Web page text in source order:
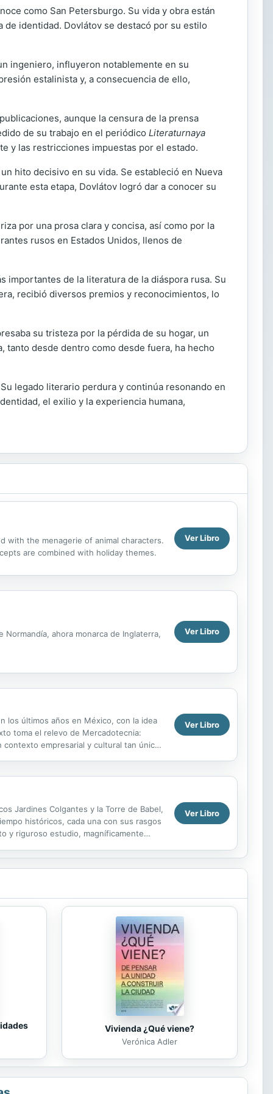
como San Petersburgo. Su vida y obra están
identidad. Dovlátov se destacó por su estilo
ingeniero, influyeron notablemente en su
estalinista y, a consecuencia de ello,
aunque la censura de la prensa
de su trabajo en el periódico Literaturnaya
y las restricciones impuestas por el estado.
hito decisivo en su vida. Se estableció en Nueva
esta etapa, Dovlátov logró dar a conocer su
por una prosa clara y concisa, así como por la
rusos en Estados Unidos, llenos de
importantes de la literatura de la diáspora rusa. Su
recibió diversos premios y reconocimientos, lo
su tristeza por la pérdida de su hogar, un
tanto desde dentro como desde fuera, ha hecho
legado literario perdura y continúa resonando en
el exilio y la experiencia humana,
with the menagerie of animal characters.
are combined with holiday themes.
Ver Libro
ahora monarca de Inglaterra, Ver Libro
los últimos años en México, con la idea
toma el relevo de Mercadotecnia:
empresarial y cultural tan único
Ver Libro
Jardines Colgantes y la Torre de Babel,
históricos, cada una con sus rasgos
y riguroso estudio, magníficamente
Ver Libro
Vivienda ¿Qué viene?
Verónica Adler